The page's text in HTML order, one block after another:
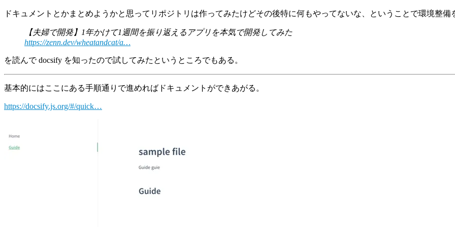
ドキュメントとかまとめようかと思ってリポジトリは作ってみたけどその後特に何もやってないな、ということで環境整備
【夫婦で開発】1年かけて1週間を振り返えるアプリを本気で開発してみた
https://zenn.dev/wheatandcat/a…
を読んで docsify を知ったので試してみたというところでもある。
基本的にはここにある手順通りで進めればドキュメントができあがる。
https://docsify.js.org/#/quick…